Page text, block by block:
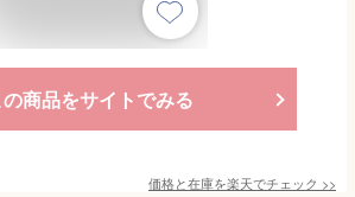
の商品をサイトでみる
価格と在庫を楽天でチェック >>